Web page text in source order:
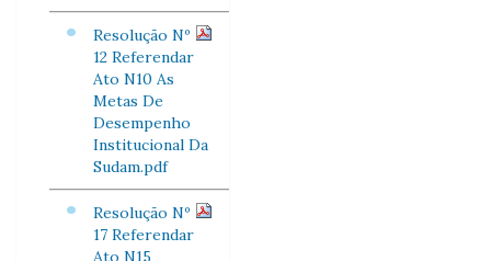
Resolução Nº
12 Referendar
Ato N10 As
Metas De
Desempenho
Institucional Da
Sudam.pdf
Resolução Nº
17 Referendar
Ato N15